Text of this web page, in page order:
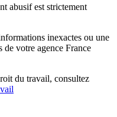
abusif est strictement
inexactes ou une
de votre agence France
du travail, consultez